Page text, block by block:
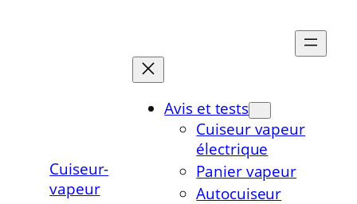
Cuiseur-
vapeur
Avis et tests
Cuiseur vapeur
électrique
Panier vapeur
Autocuiseur